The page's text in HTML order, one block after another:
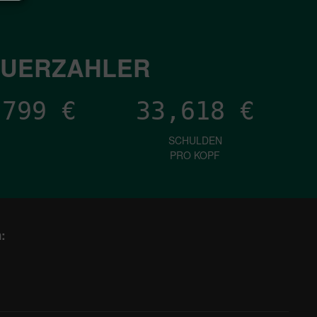
€ 33,618 €
SCHULDEN
PRO KOPF